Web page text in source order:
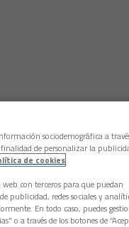
sociodemográfica a
de personalizar la
de cookies
con terceros para que puedan
publicidad, redes sociales y
En todo caso, puedes
o a través de los botones de